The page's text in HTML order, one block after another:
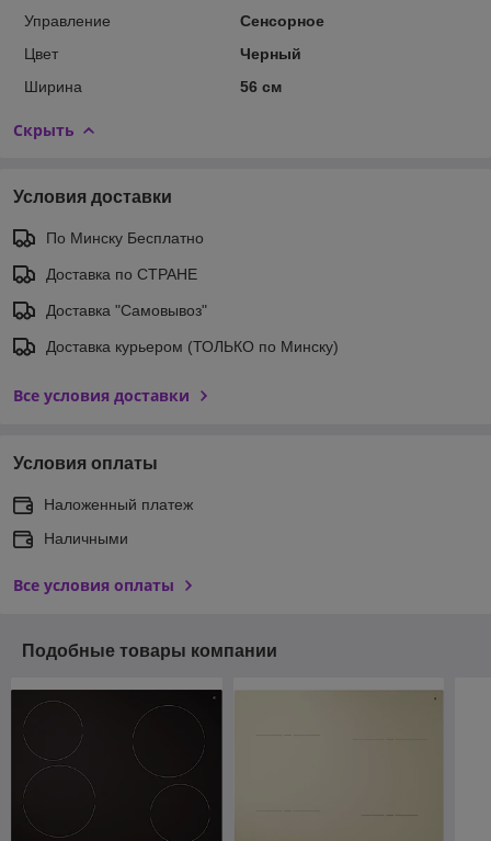
Управление
Сенсорное
Цвет
Черный
Ширина
56 см
Скрыть
Условия доставки
По Минску Бесплатно
Доставка по СТРАНЕ
Доставка "Самовывоз"
Доставка курьером (ТОЛЬКО по Минску)
Все условия доставки
Условия оплаты
Наложенный платеж
Наличными
Все условия оплаты
Подобные товары компании